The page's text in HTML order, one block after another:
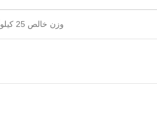
وزن خالص 25 کیلوگرم